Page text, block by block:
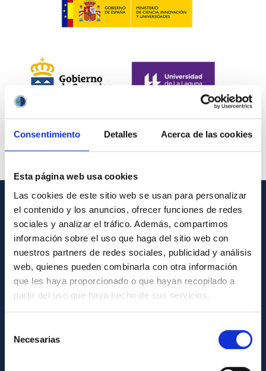
Consentimiento Detalles Acerca de las cookies
Esta página web usa cookies
Las cookies de este sitio web se usan para personalizar
el contenido y los anuncios, ofrecer funciones de redes
sociales y analizar el tráfico. Además, compartimos
información sobre el uso que haga del sitio web con
nuestros partners de redes sociales, publicidad y análisis
web, quienes pueden combinarla con otra información
que les haya proporcionado o que hayan recopilado a
partir del uso que haya hecho de sus servicios.
Necesarias
GENERAL INFORMATION
Contact
How to get to the IAC
List of personnel
Library